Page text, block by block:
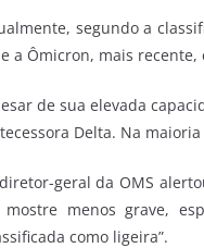
segundo a
a Ômicron, mais recente,
de sua elevada
Delta. Na
geral da OMS
mostre menos grave,
como ligeira”.